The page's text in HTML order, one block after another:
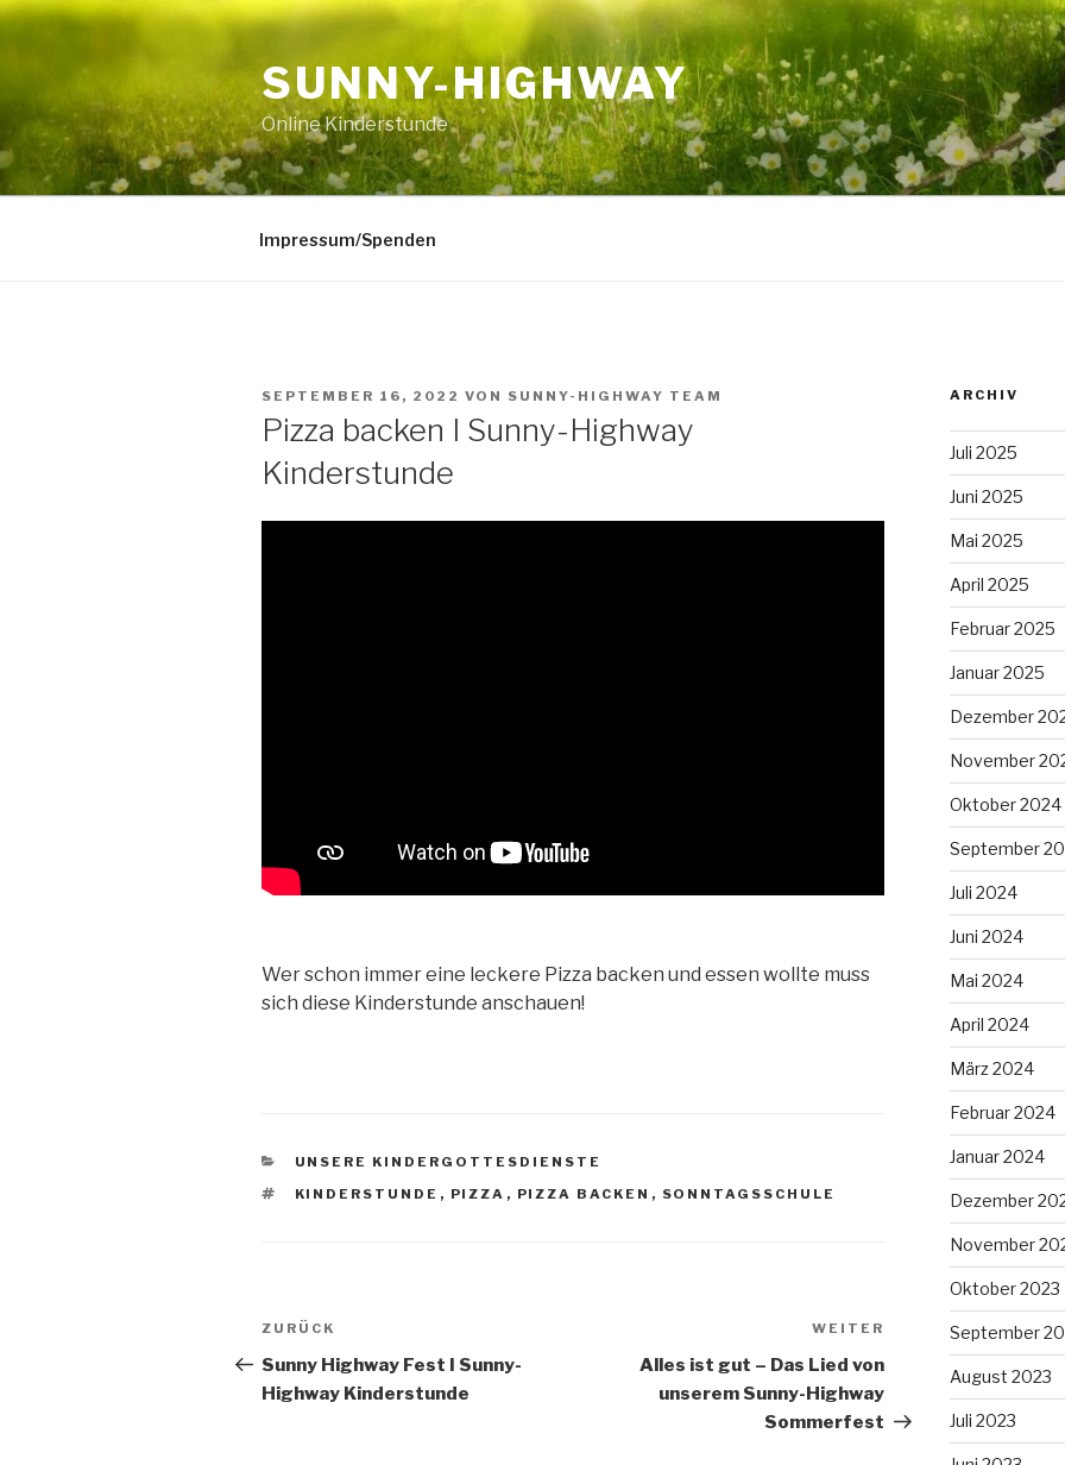
Zum
SUNNY-HIGHWAY
Online Kinderstunde
Impressum/Spenden
VERÖFFENTLICHT
SEPTEMBER 16, 2022 VON SUNNY-HIGHWAY TEAM
Pizza backen I Sunny-Highway
Kinderstunde
Wer schon immer eine leckere Pizza backen und essen wollte muss
sich diese Kinderstunde anschauen!
KATEGORIEN
UNSERE KINDERGOTTESDIENSTE
SCHLAGWÖRTER
KINDERSTUNDE , PIZZA , PIZZA BACKEN , SONNTAGSSCHULE
Beitragsnavigation
Vorheriger
Beitrag
ZURÜCK
Sunny Highway Fest I Sunny-
Highway Kinderstunde
Nächster
Beitrag
WEITER
Alles ist gut – Das Lied von
unserem Sunny-Highway
Sommerfest
ARCHIV
Juli 2025
Juni 2025
Mai 2025
April 2025
Februar 2025
Januar 2025
Dezember
November
Oktober 2024
September
Juli 2024
Juni 2024
Mai 2024
April 2024
März 2024
Februar 2024
Januar 2024
Dezember
November
Oktober 2023
September
August 2023
Juli 2023